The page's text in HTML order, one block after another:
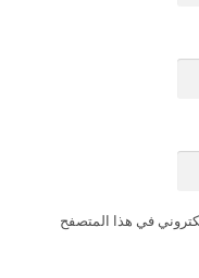
في هذا المتصفح